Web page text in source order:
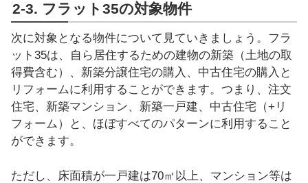
2-3. フラット35の対象物件
次に対象となる物件について見ていきましょう。フラ
ット35は、自ら居住するための建物の新築（土地の取
得費含む）、新築分譲住宅の購入、中古住宅の購入と
リフォームに利用することができます。つまり、注文
住宅、新築マンション、新築一戸建、中古住宅（+リ
フォーム）と、ほぼすべてのパターンに利用すること
ができます。
ただし、床面積が一戸建は70㎡以上、マンション等は